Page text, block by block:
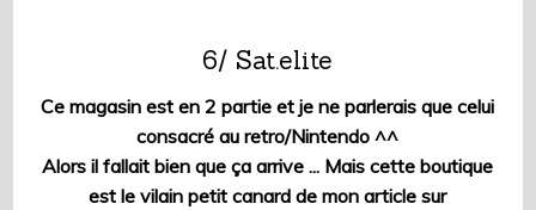
6/ Sat.elite
Ce magasin est en 2 partie et je ne parlerais que celui
consacré au retro/Nintendo ^^
Alors il fallait bien que ça arrive ... Mais cette boutique
est le vilain petit canard de mon article sur